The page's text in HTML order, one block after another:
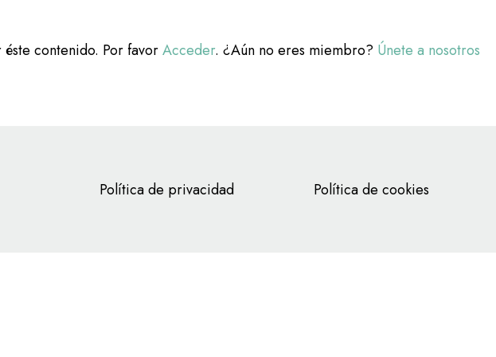
contenido. Por favorAcceder. ¿Aún no eres miembro? Únete a nosotros
Política de privacidad Política de cookies